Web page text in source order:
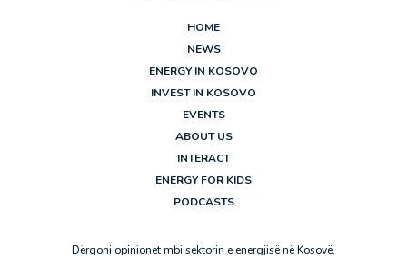
HOME
NEWS
ENERGY IN KOSOVO
INVEST IN KOSOVO
EVENTS
ABOUT US
INTERACT
ENERGY FOR KIDS
PODCASTS
Dërgoni opinionet mbi sektorin e energjisë në Kosovë.